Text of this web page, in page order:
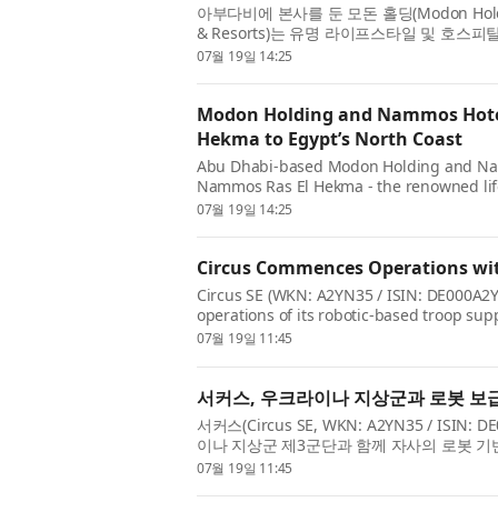
아부다비에 본사를 둔 모돈 홀딩(Modon
& Resorts)는 유명 라이프스타일 및 호스피
이는 완전 통합형 목적지인 남모스 라...
07월 19일 14:25
Modon Holding and Nammos
Hekma to Egypt’s North Coast
Abu Dhabi-based Modon Holding and
Nammos Ras El Hekma - the renowned
integrated destination in Egypt. Located
07월 19일 14:25
Circus Commences Operations
Circus SE (WKN: A2YN35 / ISIN:
operations of its robotic-based troop
For...
07월 19일 11:45
서커스, 우크라이나 지상군과 로봇 보
서커스(Circus SE, WKN: A2YN35 / ISIN:
이나 지상군 제3군단과 함께 자사의 로봇
07월 19일 11:45